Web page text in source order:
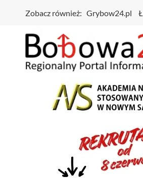
Zobacz również: Grybow24.pl